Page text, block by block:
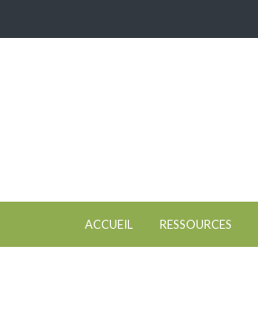
ACCUEIL RESSOURCES